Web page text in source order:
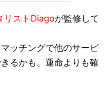
リストDiagoが監修して
ッチングで他のサービ
るかも。運命よりも確